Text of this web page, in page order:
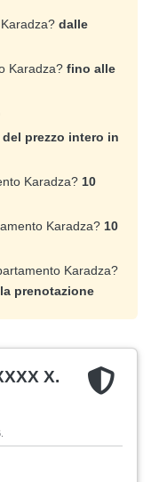
dalle
Karadza? fino alle
del prezzo intero in
Karadza? 10
Karadza? 10
Karadza?
prenotazione
X.